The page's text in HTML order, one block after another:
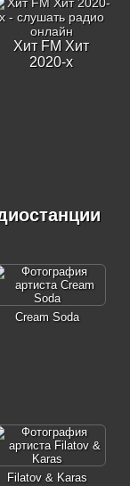
Хит FM Хит
2020-х
Cream Soda
Filatov & Karas